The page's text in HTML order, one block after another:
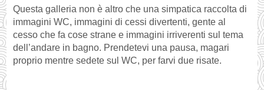
Questa galleria non è altro che una simpatica raccolta di
immagini WC, immagini di cessi divertenti, gente al
cesso che fa cose strane e immagini irriverenti sul tema
dell’andare in bagno. Prendetevi una pausa, magari
proprio mentre sedete sul WC, per farvi due risate.